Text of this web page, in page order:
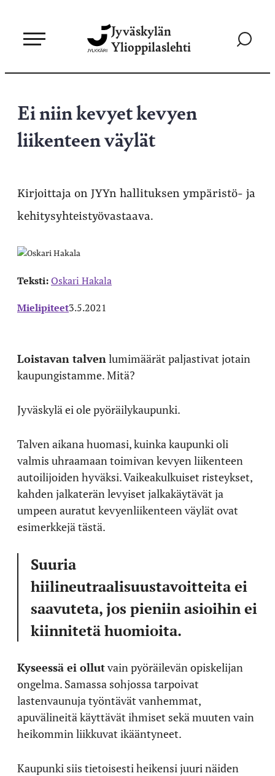
sisältöön
Jyväskylän
Ylioppilaslehti
Siirry
Ei niin kevyet kevyen
liikenteen väylät
Kirjoittaja on JYYn hallituksen ympäristö- ja
kehitysyhteistyövastaava.
Teksti:Oskari Hakala
Mielipiteet3.5.2021
Loistavan talvenlumimäärät paljastivat jotain
kaupungistamme. Mitä?
Jyväskylä ei ole pyöräilykaupunki.
Talven aikana huomasi, kuinka kaupunki oli
valmis uhraamaan toimivan kevyen liikenteen
autoilijoiden hyväksi. Vaikeakulkuiset risteykset,
kahden jalkaterän levyiset jalkakäytävät ja
umpeen auratut kevyenliikenteen väylät ovat
esimerkkejä tästä.
Suuria
hiilineutraalisuustavoitteita ei
saavuteta, jos pieniin asioihin ei
kiinnitetä huomioita.
Kyseessä ei ollutvain pyöräilevän opiskelijan
ongelma. Samassa sohjossa tarpoivat
lastenvaunuja työntävät vanhemmat,
apuvälineitä käyttävät ihmiset sekä muuten vain
heikommin liikkuvat ikääntyneet.
Kaupunki siis tietoisesti heikensi juuri näiden